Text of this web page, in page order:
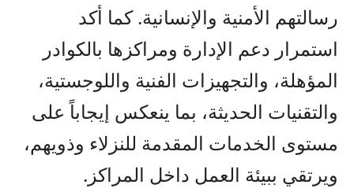
رسالتهم الأمنية والإنسانية. كما أكد
استمرار دعم الإدارة ومراكزها بالكوادر
المؤهلة، والتجهيزات الفنية واللوجستية،
والتقنيات الحديثة، بما ينعكس إيجاباً على
مستوى الخدمات المقدمة للنزلاء وذويهم،
ويرتقي ببيئة العمل داخل المراكز.